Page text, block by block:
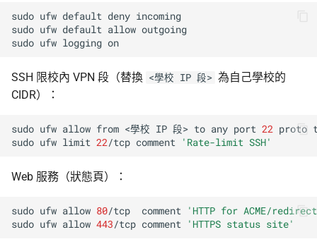
sudo ufw default deny incoming
sudo ufw default allow outgoing
sudo ufw logging
SSH 限校內 VPN 段（替換 <學校 IP 段> 為自己學校的
CIDR）：
sudo ufw allow from <學校 IP 段> to any port 22 proto
sudo ufw limit 22/tcp comment 'Rate-limit SSH'
Web 服務（狀態頁）：
sudo ufw allow 80/tcp comment
'HTTP for ACME/
sudo ufw allow 443/tcp comment 'HTTPS status site'